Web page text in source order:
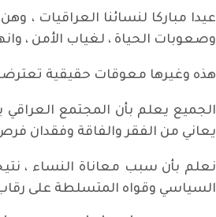
عيدا مباركا لنسائنا العراقيات
وصعوبات الحياة ، لغياب الأمن ،
هذه وغيرها معوقات حقيقية
الجميع يعلم بأن المجتمع
يعاني من الفقر والفاقة وفقدان
نعلم بأن سبب معاناة النساء ،
السياسي وقواه المتسلطة على رقاب